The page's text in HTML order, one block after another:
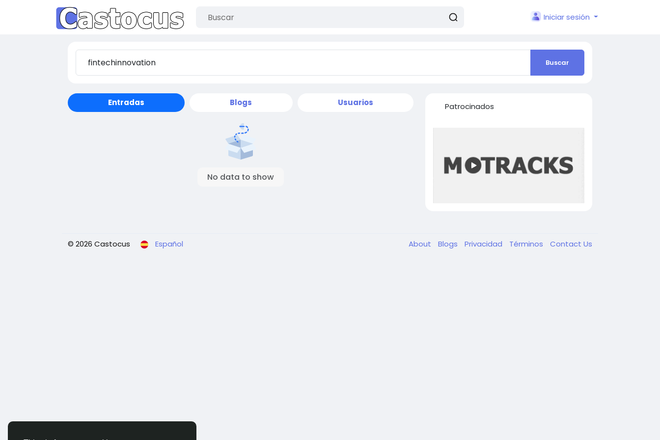
Iniciar sesión
Buscar
Entradas Blogs Usuarios
No data to show
Patrocinados
© 2026 Castocus Español About Blogs Privacidad Términos Contact Us